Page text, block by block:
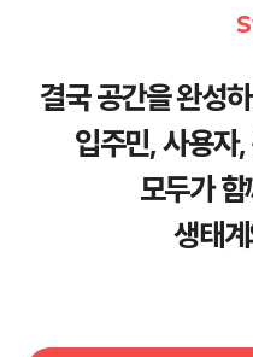
결국 공간을 완성
입주민, 사용자
모두가
생태계